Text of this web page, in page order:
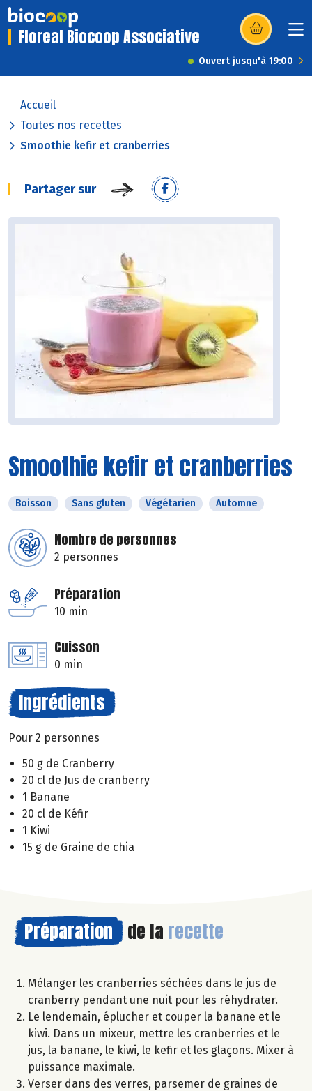
Floreal Biocoop Associative (s’ouvre dans
Ouvert jusqu'à 19:00
Accueil
Toutes nos recettes
Smoothie kefir et cranberries
Partager sur
Smoothie kefir et cranberries
Boisson Sans gluten Végétarien Automne
Nombre de personnes
2 personnes
Préparation
10 min
Cuisson
0 min
Ingrédients
Pour 2 personnes
50 g de Cranberry
20 cl de Jus de cranberry
1 Banane
20 cl de Kéfir
1 Kiwi
15 g de Graine de chia
Préparation de la recette
Mélanger les cranberries séchées dans le jus de
cranberry pendant une nuit pour les réhydrater.
Le lendemain, éplucher et couper la banane et le
kiwi. Dans un mixeur, mettre les cranberries et le
jus, la banane, le kiwi, le kefir et les glaçons. Mixer à
puissance maximale.
Verser dans des verres, parsemer de graines de